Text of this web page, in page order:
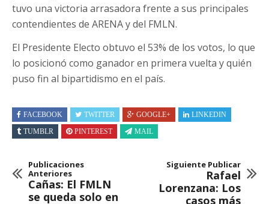
tuvo una victoria arrasadora frente a sus principales
contendientes de ARENA y del FMLN.
El Presidente Electo obtuvo el 53% de los votos, lo que
lo posicionó como ganador en primera vuelta y quién
puso fin al bipartidismo en el país.
FACEBOOK TWITTER GOOGLE+
LINKEDIN
TUMBLR
PINTEREST MAIL
Publicaciones
Anteriores
Cañas: El FMLN
se queda solo en
Siguiente Publicar
Rafael
Lorenzana: Los
casos más